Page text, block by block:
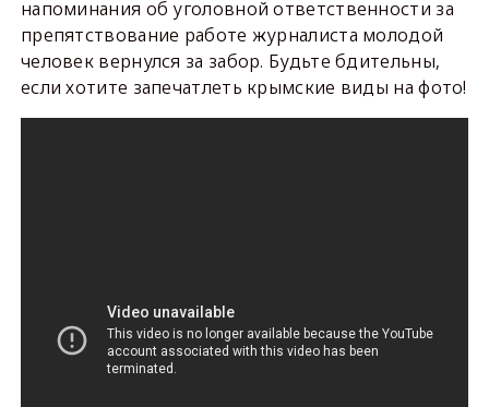
напоминания об уголовной ответственности за
препятствование работе журналиста молодой
человек вернулся за забор. Будьте бдительны,
если хотите запечатлеть крымские виды на фото!